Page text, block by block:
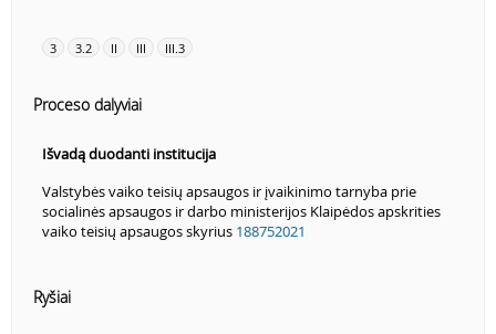
3 3.2 II III III.3
Proceso dalyviai
Išvadą duodanti institucija
Valstybės vaiko teisių apsaugos ir įvaikinimo tarnyba prie
socialinės apsaugos ir darbo ministerijos Klaipėdos apskrities
vaiko teisių apsaugos skyrius 188752021
Ryšiai